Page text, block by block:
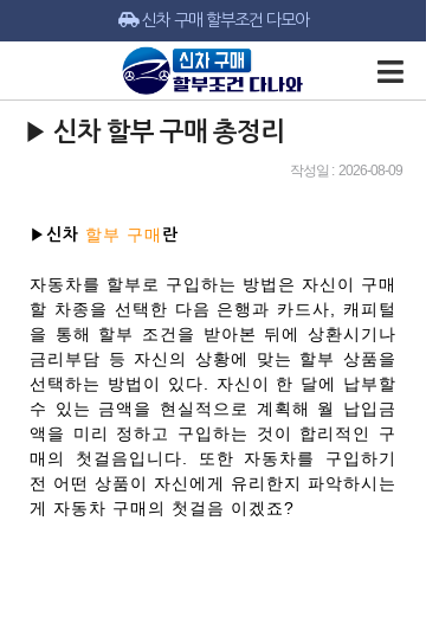
신차 구매 할부조건 다모아
▶ 신차 할부 구매 총정리
작성일 : 2026-08-09
▶신차 할부 구매 란
자동차를 할부로 구입하는 방법은 자신이 구매
할 차종을 선택한 다음 은행과 카드사, 캐피털
을 통해 할부 조건을 받아본 뒤에 상환시기나
금리부담 등 자신의 상황에 맞는 할부 상품을
선택하는 방법이 있다. 자신이 한 달에 납부할
수 있는 금액을 현실적으로 계획해 월 납입금
액을 미리 정하고 구입하는 것이 합리적인 구
매의 첫걸음입니다. 또한 자동차를 구입하기
전 어떤 상품이 자신에게 유리한지 파악하시는
게 자동차 구매의 첫걸음 이겠죠?